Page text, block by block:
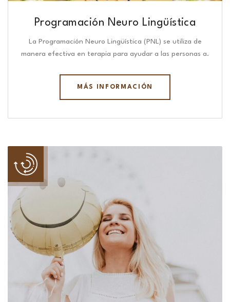
Programación Neuro Lingüística​
La Programación Neuro Lingüística (PNL) se utiliza de
manera efectiva en terapia para ayudar a las personas a.
MÁS INFORMACIÓN